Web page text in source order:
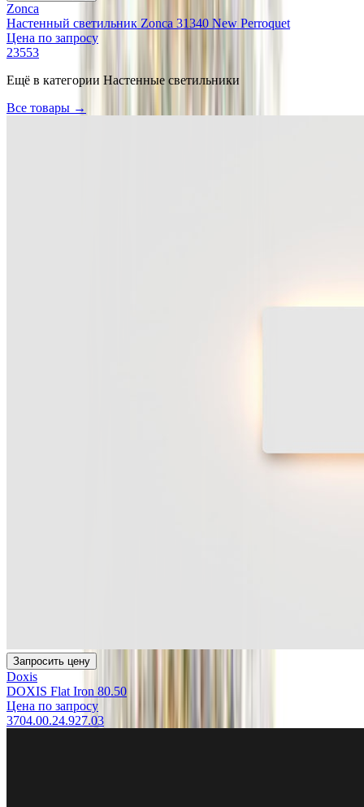
Zonca
Настенный светильник Zonca 31340 New Perroquet
Цена по запросу
23553
Ещё в категории Настенные светильники
Все товары →
Запросить цену
Doxis
DOXIS Flat Iron 80.50
Цена по запросу
3704.00.24.927.03